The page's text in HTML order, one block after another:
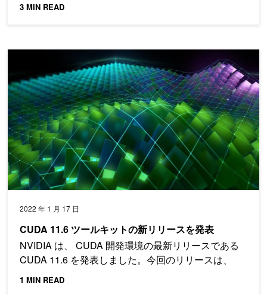
3 MIN READ
2022 年 1 月 17 日
CUDA 11.6 ツールキットの新リリースを発表
NVIDIA は、 CUDA 開発環境の最新リリースである
CUDA 11.6 を発表しました。今回のリリースは、
1 MIN READ
CUDA 11.6 ツールキットの新リリースを発表